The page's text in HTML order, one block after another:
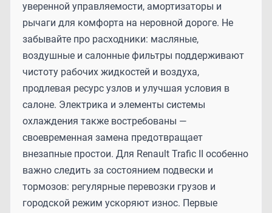
уверенной управляемости, амортизаторы и
рычаги для комфорта на неровной дороге. Не
забывайте про расходники: масляные,
воздушные и салонные фильтры поддерживают
чистоту рабочих жидкостей и воздуха,
продлевая ресурс узлов и улучшая условия в
салоне. Электрика и элементы системы
охлаждения также востребованы —
своевременная замена предотвращает
внезапные простои. Для Renault Trafic II особенно
важно следить за состоянием подвески и
тормозов: регулярные перевозки грузов и
городской режим ускоряют износ. Первые